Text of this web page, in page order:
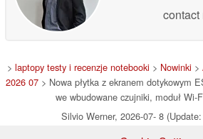
contact
> laptopy testy i recenzje notebooki > Nowinki >
2026 07> Nowa płytka z ekranem dotykowym
we wbudowane czujniki, moduł Wi-
Silvio Werner, 2026-07- 8